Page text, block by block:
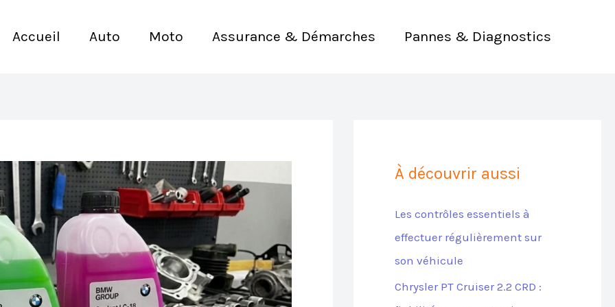
Accueil Auto Moto Assurance & Démarches Pannes & Diagnostics
À découvrir aussi
Les contrôles essentiels à
effectuer régulièrement sur
son véhicule
Chrysler PT Cruiser 2.2 CRD :